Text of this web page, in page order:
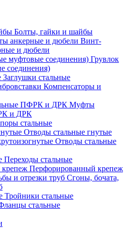
Болты, гайки и шайбы
Винт-
и дюбели
Грувлок
соединения)
Заглушки стальные
Компенсаторы и
Муфты
и ДРК
стальные
Отводы стальные гнутые
Отводы стальные
Переходы стальные
Перфорированный крепеж
Сгоны, бочата,
Тройники стальные
стальные